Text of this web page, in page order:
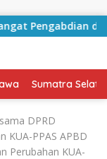
dan
Sumatra
DPRD
KUA-PPAS APBD
Perubahan KUA-